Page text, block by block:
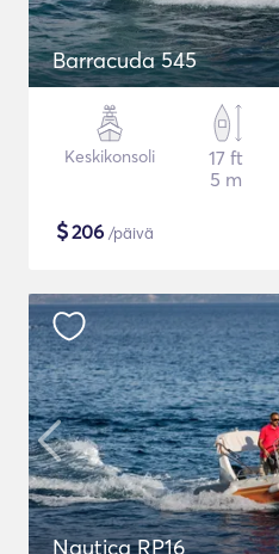
Barracuda 545
Keskikonsoli
17 ft
5 m
$206 /päivä
Nautica RP16